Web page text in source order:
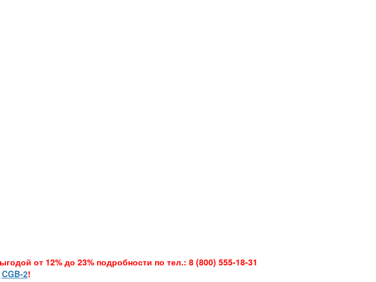
от 12% до 23% подробности по тел.: 8 (800) 555-18-31
CGB-2!